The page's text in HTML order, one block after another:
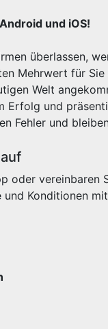
und iOS!
überlassen,
Mehrwert für
Welt
Erfolg und
Fehler und
oder vereinbaren
und Konditionen